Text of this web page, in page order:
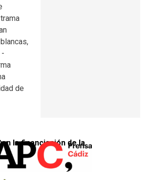
de
la financiación de la